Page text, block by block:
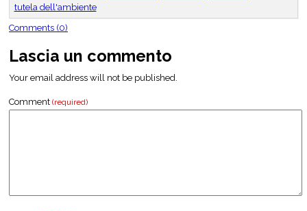
tutela dell'ambiente
Comments (0)
Lascia un commento
Your email address will not be published.
Comment (required)